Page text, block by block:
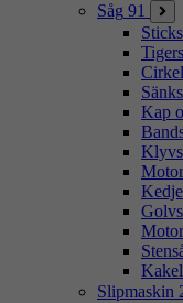
Såg 91
Kap
Slipmaskin